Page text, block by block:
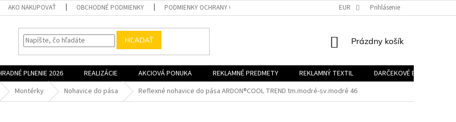
AKO NAKUPOVAŤ OBCHODNÉ PODMIENKY PODMIENKY OCHRANY OSOBNÝCH ÚDAJOV EUR Prihlásenie
HĽADAŤ
NÁKUPNÝ
Prázdny košík
PLNENIE 2026 REALIZÁCIE AKCIOVÁ PONUKA REKLAMNÉ PREDMETY REKLAMNÝ TEXTIL
DARČEKOVÉ BALÍČKY
Montérky Nohavice do pása Reflexné nohavice do pása ARDON®COOL TREND tm.modré-sv.modré 46